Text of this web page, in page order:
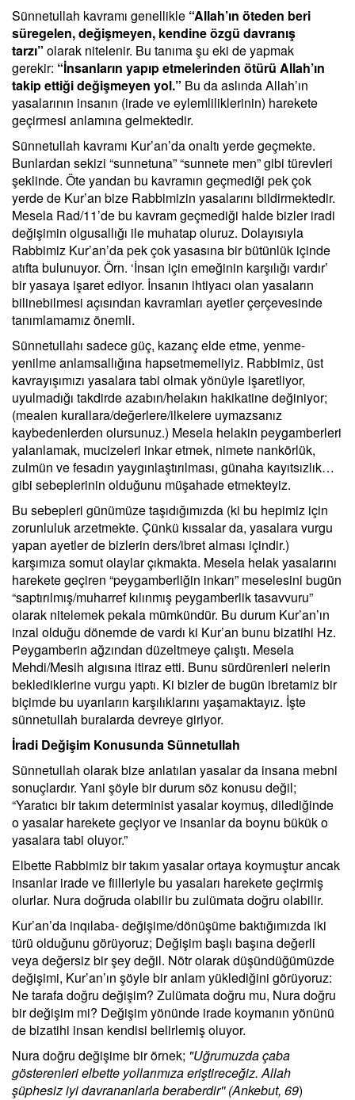
Sünnetullah kavramı genellikle “Allah’ın öteden beri
süregelen, değişmeyen, kendine özgü davranış
tarzı” olarak nitelenir. Bu tanıma şu eki de yapmak
gerekir: “İnsanların yapıp etmelerinden ötürü Allah’ın
takip ettiği değişmeyen yol.” Bu da aslında Allah’ın
yasalarının insanın (irade ve eylemliliklerinin) harekete
geçirmesi anlamına gelmektedir.
Sünnetullah kavramı Kur’an’da onaltı yerde geçmekte.
Bunlardan sekizi “sunnetuna” “sunnete men” gibi türevleri
şeklinde. Öte yandan bu kavramın geçmediği pek çok
yerde de Kur’an bize Rabbimizin yasalarını bildirmektedir.
Mesela Rad/11’de bu kavram geçmediği halde bizler iradi
değişimin olgusallığı ile muhatap oluruz. Dolayısıyla
Rabbimiz Kur’an’da pek çok yasasına bir bütünlük içinde
atıfta bulunuyor. Örn. ‘İnsan için emeğinin karşılığı vardır’
bir yasaya işaret ediyor. İnsanın ihtiyacı olan yasaların
bilinebilmesi açısından kavramları ayetler çerçevesinde
tanımlamamız önemli.
Sünnetullahı sadece güç, kazanç elde etme, yenme-
yenilme anlamsallığına hapsetmemeliyiz. Rabbimiz, üst
kavrayışımızı yasalara tabi olmak yönüyle işaretliyor,
uyulmadığı takdirde azabın/helakın hakikatine değiniyor;
(mealen kurallara/değerlere/ilkelere uymazsanız
kaybedenlerden olursunuz.) Mesela helakin peygamberleri
yalanlamak, mucizeleri inkar etmek, nimete nankörlük,
zulmün ve fesadın yaygınlaştırılması, günaha kayıtsızlık…
gibi sebeplerinin olduğunu müşahade etmekteyiz.
Bu sebepleri günümüze taşıdığımızda (ki bu hepimiz için
zorunluluk arzetmekte. Çünkü kıssalar da, yasalara vurgu
yapan ayetler de bizlerin ders/ibret alması içindir.)
karşımıza somut olaylar çıkmakta. Mesela helak yasalarını
harekete geçiren “peygamberliğin inkarı” meselesini bugün
“saptırılmış/muharref kılınmış peygamberlik tasavvuru”
olarak nitelemek pekala mümkündür. Bu durum Kur’an’ın
inzal olduğu dönemde de vardı ki Kur’an bunu bizatihi Hz.
Peygamberin ağzından düzeltmeye çalıştı. Mesela
Mehdi/Mesih algısına itiraz etti. Bunu sürdürenleri nelerin
beklediklerine vurgu yaptı. Ki bizler de bugün ibretamiz bir
biçimde bu uyarıların karşılıklarını yaşamaktayız. İşte
sünnetullah buralarda devreye giriyor.
İradi Değişim Konusunda Sünnetullah
Sünnetullah olarak bize anlatılan yasalar da insana mebni
sonuçlardır. Yani şöyle bir durum söz konusu değil;
“Yaratıcı bir takım determinist yasalar koymuş, dilediğinde
o yasalar harekete geçiyor ve insanlar da boynu bükük o
yasalara tabi oluyor.”
Elbette Rabbimiz bir takım yasalar ortaya koymuştur ancak
insanlar irade ve fiilleriyle bu yasaları harekete geçirmiş
olurlar. Nura doğruda olabilir bu zulümata doğru olabilir.
Kur’an’da inqılaba- değişime/dönüşüme baktığımızda iki
türü olduğunu görüyoruz; Değişim başlı başına değerli
veya değersiz bir şey değil. Nötr olarak düşündüğümüzde
değişimi, Kur’an’ın şöyle bir anlam yüklediğini görüyoruz:
Ne tarafa doğru değişim? Zulümata doğru mu, Nura doğru
bir değişim mi? Değişim yönünde irade koymanın yönünü
de bizatihi insan kendisi belirlemiş oluyor.
Nura doğru değişime bir örnek; "Uğrumuzda çaba
gösterenleri elbette yollarımıza eriştireceğiz. Allah
şüphesiz iyi davrananlarla beraberdir'' (Ankebut, 69)